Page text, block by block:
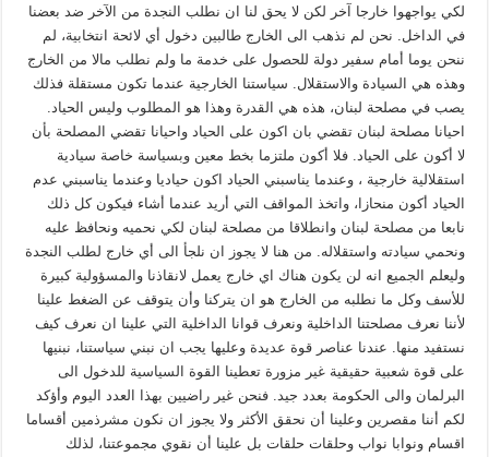
لكي يواجهوا خارجا آخر لكن لا يحق لنا ان نطلب النجدة من الآخر ضد بعضنا
في الداخل. نحن لم نذهب الى الخارج طالبين دخول أي لائحة انتخابية، لم
ننحن يوما أمام سفير دولة للحصول على خدمة ما ولم نطلب مالا من الخارج
وهذه هي السيادة والاستقلال. سياستنا الخارجية عندما تكون مستقلة فذلك
يصب في مصلحة لبنان، هذه هي القدرة وهذا هو المطلوب وليس الحياد.
احيانا مصلحة لبنان تقضي بان اكون على الحياد واحيانا تقضي المصلحة بأن
لا أكون على الحياد. فلا أكون ملتزما بخط معين وبسياسة خاصة سيادية
استقلالية خارجية ، وعندما يناسبني الحياد اكون حياديا وعندما يناسبني عدم
الحياد أكون منحازا، واتخذ المواقف التي أريد عندما أشاء فيكون كل ذلك
نابعا من مصلحة لبنان وانطلاقا من مصلحة لبنان لكي نحميه ونحافظ عليه
ونحمي سيادته واستقلاله. من هنا لا يجوز ان نلجأ الى أي خارج لطلب النجدة
وليعلم الجميع انه لن يكون هناك اي خارج يعمل لانقاذنا والمسؤولية كبيرة
للأسف وكل ما نطلبه من الخارج هو ان يتركنا وأن يتوقف عن الضغط علينا
لأننا نعرف مصلحتنا الداخلية ونعرف قوانا الداخلية التي علينا ان نعرف كيف
نستفيد منها. عندنا عناصر قوة عديدة وعليها يجب ان نبني سياستنا، نبنيها
على قوة شعبية حقيقية غير مزورة تعطينا القوة السياسية للدخول الى
البرلمان والى الحكومة بعدد جيد. فنحن غير راضيين بهذا العدد اليوم وأؤكد
لكم أننا مقصرين وعلينا أن نحقق الأكثر ولا يجوز ان نكون مشرذمين أقساما
اقسام ونوابا نواب وحلقات حلقات بل علينا أن نقوي مجموعتنا، لذلك